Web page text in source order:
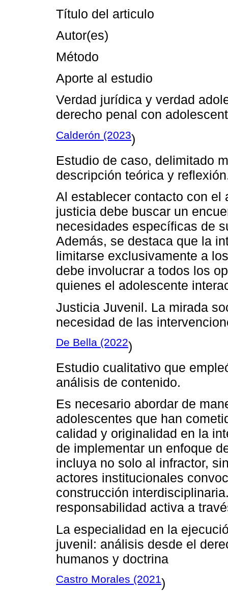
Título del articulo
Autor(es)
Método
Aporte al estudio
Verdad jurídica y verdad
derecho penal con
Calderón (2023)
Estudio de caso, delimitado
descripción teórica y
Al establecer contacto con el
justicia debe buscar un
necesidades específicas de
Además, se destaca que la
limitarse exclusivamente a
debe involucrar a todos los
quienes el adolescente
Justicia Juvenil. La mirada
necesidad de las
De Bella (2022)
Estudio cualitativo que
análisis de contenido.
Es necesario abordar de
adolescentes que han
calidad y originalidad en la
de implementar un enfoque
incluya no solo al infractor,
actores institucionales
construcción
responsabilidad activa a
La especialidad en la
juvenil: análisis desde el
humanos y doctrina
Castro Morales (2021)